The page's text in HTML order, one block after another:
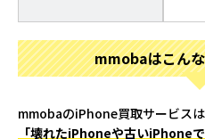
mmobaはこん
mmobaのiPhone買取サービスは
「壊れたiPhoneや古いiPhone